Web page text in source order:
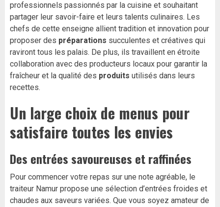
professionnels passionnés par la cuisine et souhaitant
partager leur savoir-faire et leurs talents culinaires. Les
chefs de cette enseigne allient tradition et innovation pour
proposer des préparations succulentes et créatives qui
raviront tous les palais. De plus, ils travaillent en étroite
collaboration avec des producteurs locaux pour garantir la
fraîcheur et la qualité des produits utilisés dans leurs
recettes.
Un large choix de menus pour
satisfaire toutes les envies
Des entrées savoureuses et raffinées
Pour commencer votre repas sur une note agréable, le
traiteur Namur propose une sélection d’entrées froides et
chaudes aux saveurs variées. Que vous soyez amateur de